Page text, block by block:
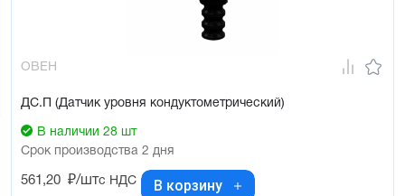
ОВЕН
ДС.П (Датчик уровня кондуктометрический)
В наличии 28 шт
Срок производства 2 дня
561,20 ₽/штс НДС В корзину